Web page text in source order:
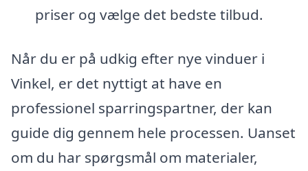
priser og vælge det bedste tilbud.
Når du er på udkig efter nye vinduer i
Vinkel, er det nyttigt at have en
professionel sparringspartner, der kan
guide dig gennem hele processen. Uanset
om du har spørgsmål om materialer,